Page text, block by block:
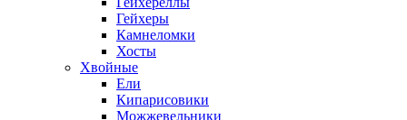
Гейхеры
Камнеломки
Хосты
Хвойные
Ели
Кипарисовики
Можжевельники